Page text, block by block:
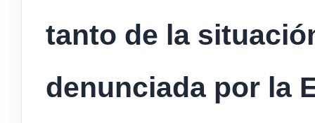
tanto de la
denunciada por la